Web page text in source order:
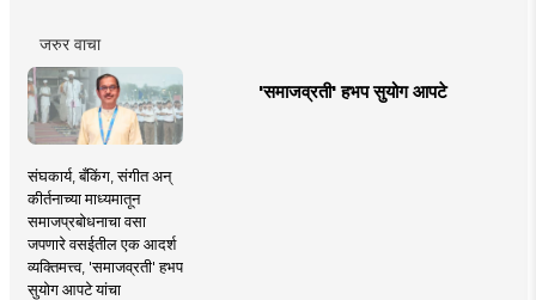
जरुर वाचा
'समाजव्रती' हभप सुयोग आपटे
संघकार्य, बँकिंग, संगीत अन्
कीर्तनाच्या माध्यमातून
समाजप्रबोधनाचा वसा
जपणारे वसईतील एक आदर्श
व्यक्तिमत्त्व, 'समाजव्रती' हभप
सुयोग आपटे यांचा